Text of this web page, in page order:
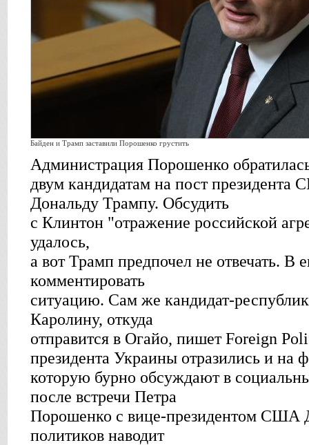
Байден и Трамп заставили Порошенко грустить
Администрация Порошенко
двум кандидатам на пост
Дональду Трампу. Обсудить
с Клинтон "отражение российской
удалось,
а вот Трамп предпочел не отвечать. В
комментировать
ситуацию. Сам же кандидат-
Каролину, откуда
отправится в Огайо, пишет Foreign
президента Украины отразились и на
которую бурно обсуждают в
после встречи Петра
Порошенко с вице-президентом США
политиков наводит